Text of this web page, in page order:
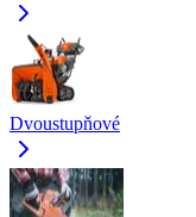
Dvoustupňové